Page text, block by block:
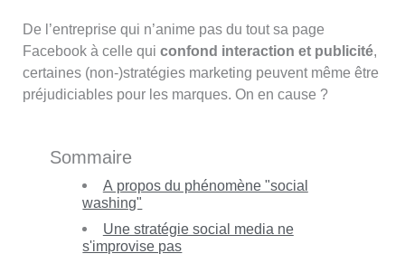
De l’entreprise qui n’anime pas du tout sa page
Facebook à celle quiconfond interaction et publicité,
certaines (non-)stratégies marketing peuvent même être
préjudiciables pour les marques. On en cause ?
Sommaire
A propos du phénomène "social
washing"
Une stratégie social media ne
s'improvise pas